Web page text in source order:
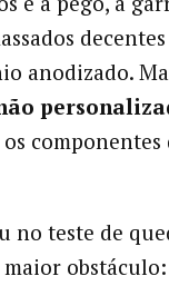
anodizado.
no teste de